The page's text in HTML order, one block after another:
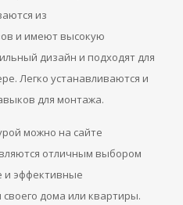
из
и имеют высокую
дизайн и подходят для
Легко устанавливаются и
для монтажа.
можно на сайте
отличным выбором
и эффективные
дома или квартиры.